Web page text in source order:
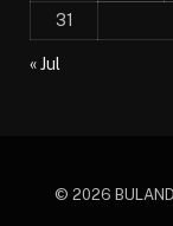
31
« Jul
© 2026